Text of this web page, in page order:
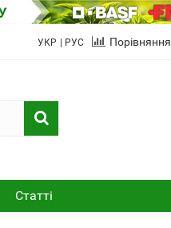
УКР | РУС Порівняння
Статті